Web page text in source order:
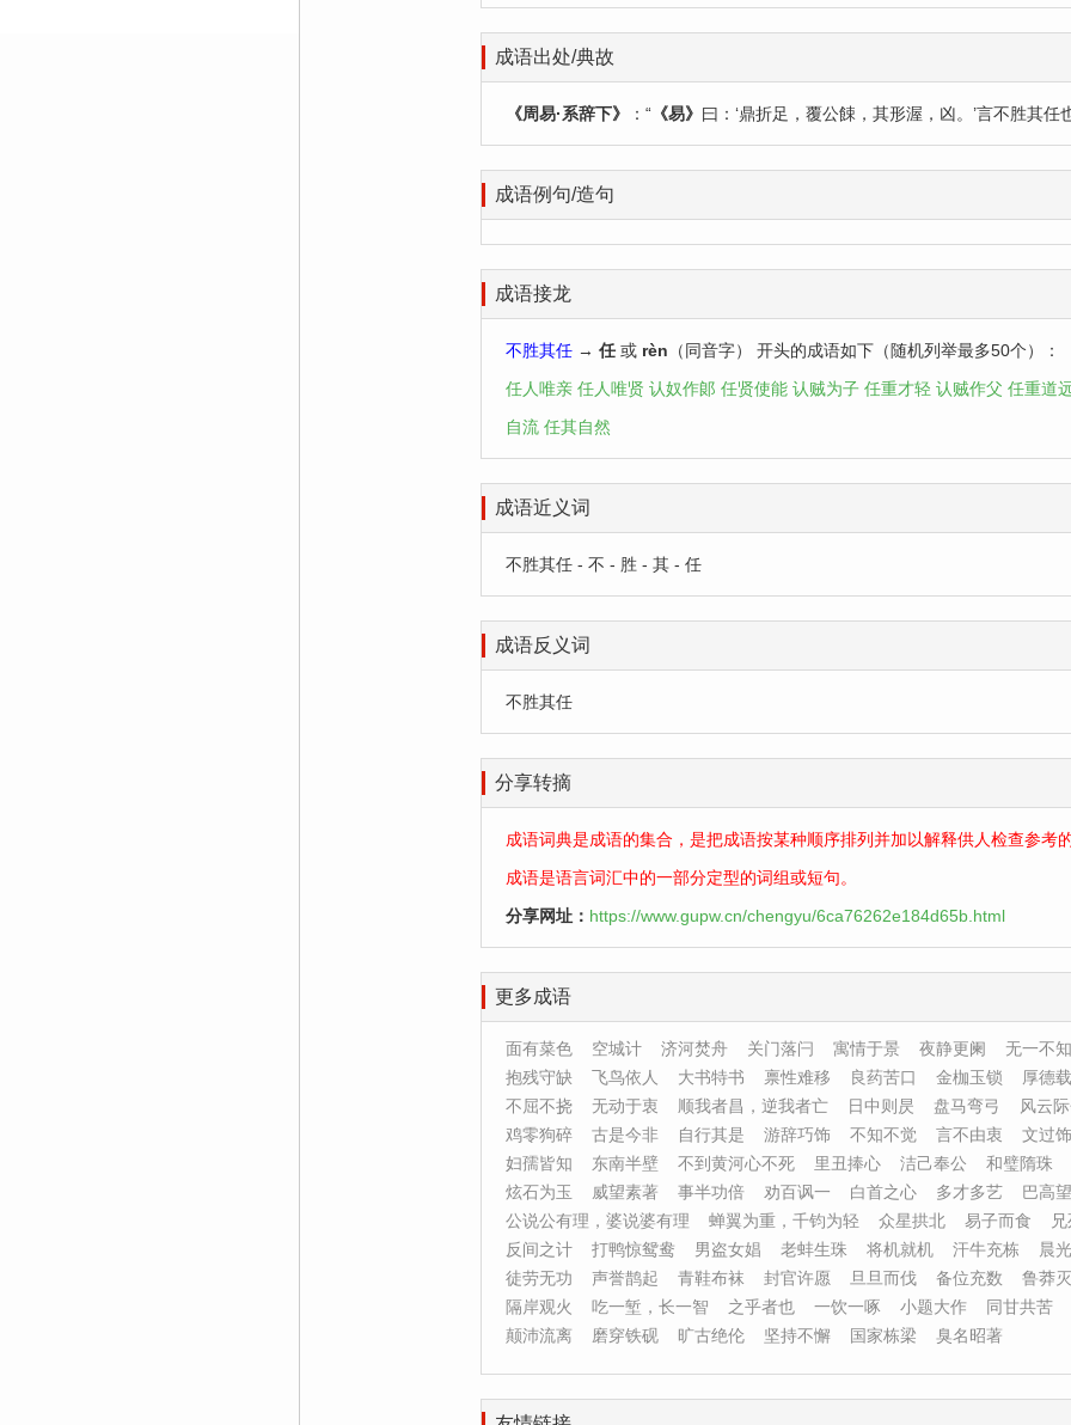
成语出处/典故
《周易·系辞下》 ：“ 《易》 曰：‘鼎折足，覆公餗，其形渥，凶。’言不胜其任
成语例句/造句
成语接龙
不胜其任 → 任 或 rèn （同音字） 开头的成语如下（随机列举最多50个）：
任人唯亲 任人唯贤 认奴作郞 任贤使能 认贼为子 任重才轻 认贼作父 任重道
自流 任其自然
成语近义词
不胜其任 - 不 - 胜 - 其 - 任
成语反义词
不胜其任
分享转摘
成语词典是成语的集合，是把成语按某种顺序排列并加以解释供人检查参考的
成语是语言词汇中的一部分定型的词组或短句。
分享网址： https://www.gupw.cn/chengyu/6ca76262e184d65b.html
更多成语
面有菜色 空城计 济河焚舟 关门落闩 寓情于景 夜静更阑 无一不知
抱残守缺
飞鸟依人 大书特书 禀性难移 良药苦口 金枷玉锁 厚德
不屈不挠
无动于衷 顺我者昌，逆我者亡 日中则昃 盘马弯弓 风云
鸡零狗碎
古是今非 自行其是 游辞巧饰 不知不觉 言不由衷 文过
妇孺皆知
东南半壁 不到黄河心不死 里丑捧心 洁己奉公 和璧隋珠
炫石为玉
威望素著 事半功倍 劝百讽一 白首之心 多才多艺 巴高
公说公有理，婆说婆有理
蝉翼为重，千钧为轻 众星拱北 易子而食
反间之计
打鸭惊鸳鸯 男盗女娼 老蚌生珠 将机就机 汗牛充栋 晨
徒劳无功
声誉鹊起 青鞋布袜 封官许愿 旦旦而伐 备位充数 鲁莽
隔岸观火
吃一堑，长一智 之乎者也 一饮一啄 小题大作 同甘共苦
颠沛流离
磨穿铁砚 旷古绝伦 坚持不懈 国家栋梁 臭名昭著